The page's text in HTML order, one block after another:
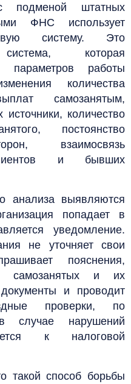
штатных
ФНС использует
систему. Это
система, которая
параметров работы
количества
самозанятым,
количество
постоянство
взаимосвязь
и бывших
анализа выявляются
попадает в
уведомление.
не уточняет свои
пояснения,
самозанятых и их
документы и проводит
проверки, по
случае нарушений
к налоговой
такой способ борьбы